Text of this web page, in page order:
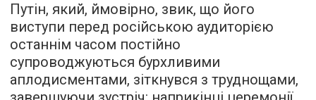
Путін, який, ймовірно, звик, що його
виступи перед російською аудиторією
останнім часом постійно
супроводжуються бурхливими
аплодисментами, зіткнувся з труднощами,